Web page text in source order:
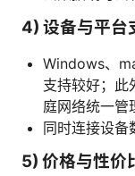
4) 设备与平台
Windows、
支持较好；此
庭网络统一管
同时连接设备
5) 价格与性价